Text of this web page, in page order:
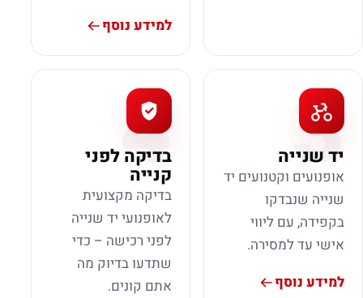
למידע נוסף
3
יד שנייה
אופנועים וקטנועים יד
שנייה שנבדקו
בקפידה, עם ליווי
אישי עד למסירה.
למידע נוסף
4
בדיקה לפני
קנייה
בדיקה מקצועית
לאופנועי יד שנייה
לפני רכישה – כדי
שתדעו בדיוק מה
אתם קונים.